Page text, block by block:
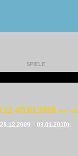
SPIELE
03.01.2010 von
– 03.01.2010):